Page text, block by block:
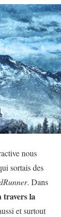
nous
sortais des
. Dans
travers la
et surtout